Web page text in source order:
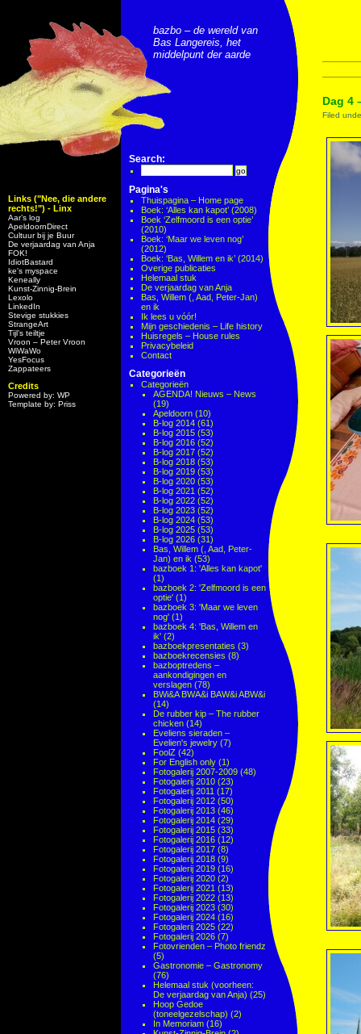
Links ("Nee, die andere
rechts!") - Linx
Aar’s log
ApeldoornDirect
Cultuur bij je Buur
De verjaardag van Anja
FOK!
IdiotBastard
ke's myspace
Keneally
Kunst-Zinnig-Brein
Lexolo
LinkedIn
Stevige stukkies
StrangeArt
Tijl’s teiltje
Vroon – Peter Vroon
WiWaWo
YesFocus
Zappateers
Credits
Powered by: WP
Template by: Priss
bazbo – de wereld van
Bas Langereis, het
middelpunt der aarde
Search:
Pagina's
Thuispagina – Home page
Boek: ‘Alles kan kapot’ (2008)
Boek ‘Zelfmoord is een optie’
(2010)
Boek: ‘Maar we leven nog’
(2012)
Boek: ‘Bas, Willem en ik’ (2014)
Overige publicaties
Helemaal stuk
De verjaardag van Anja
Bas, Willem (, Aad, Peter-Jan)
en ik
Ik lees u vóór!
Mijn geschiedenis – Life history
Huisregels – House rules
Privacybeleid
Contact
Categorieën
Categorieën
AGENDA! Nieuws – News
(19)
Apeldoorn (10)
B-log 2014 (61)
B-log 2015 (53)
B-log 2016 (52)
B-log 2017 (52)
B-log 2018 (53)
B-log 2019 (53)
B-log 2020 (53)
B-log 2021 (52)
B-log 2022 (52)
B-log 2023 (52)
B-log 2024 (53)
B-log 2025 (53)
B-log 2026 (31)
Bas, Willem (, Aad, Peter-
Jan) en ik (53)
bazboek 1: 'Alles kan kapot'
(1)
bazboek 2: 'Zelfmoord is een
optie' (1)
bazboek 3: 'Maar we leven
nog' (1)
bazboek 4: 'Bas, Willem en
ik' (2)
bazboekpresentaties (3)
bazboekrecensies (8)
bazboptredens –
aankondigingen en
verslagen (78)
BWi&A BWA&i BAW&i ABW&i
(14)
De rubber kip – The rubber
chicken (14)
Eveliens sieraden –
Evelien's jewelry (7)
FoolZ (42)
For English only (1)
Fotogalerij 2007-2009 (48)
Fotogalerij 2010 (23)
Fotogalerij 2011 (17)
Fotogalerij 2012 (50)
Fotogalerij 2013 (46)
Fotogalerij 2014 (29)
Fotogalerij 2015 (33)
Fotogalerij 2016 (12)
Fotogalerij 2017 (8)
Fotogalerij 2018 (9)
Fotogalerij 2019 (16)
Fotogalerij 2020 (2)
Fotogalerij 2021 (13)
Fotogalerij 2022 (13)
Fotogalerij 2023 (30)
Fotogalerij 2024 (16)
Fotogalerij 2025 (22)
Fotogalerij 2026 (7)
Fotovrienden – Photo friendz
(5)
Gastronomie – Gastronomy
(76)
Helemaal stuk (voorheen:
De verjaardag van Anja) (25)
Hoop Gedoe
(toneelgezelschap) (2)
In Memoriam (16)
Dag 4
Filed